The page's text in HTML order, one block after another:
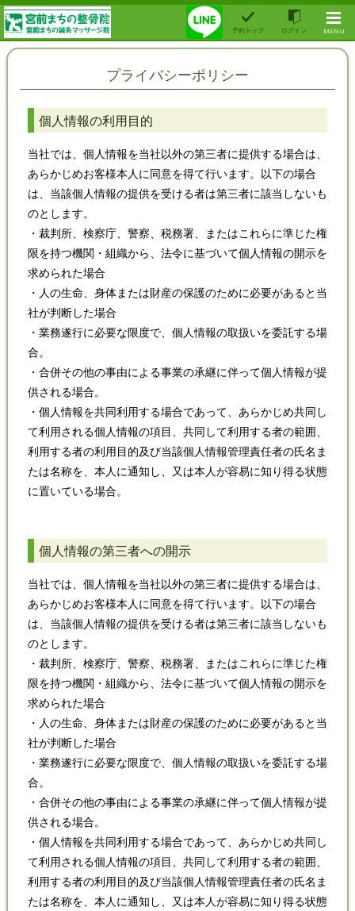
予約トップ ログイン MENU
プライバシーポリシー
個人情報の利用目的
当社では、個人情報を当社以外の第三者に提供する場合は、
あらかじめお客様本人に同意を得て行います。以下の場合
は、当該個人情報の提供を受ける者は第三者に該当しないも
のとします。
・裁判所、検察庁、警察、税務署、またはこれらに準じた権
限を持つ機関・組織から、法令に基づいて個人情報の開示を
求められた場合
・人の生命、身体または財産の保護のために必要があると当
社が判断した場合
・業務遂行に必要な限度で、個人情報の取扱いを委託する場
合。
・合併その他の事由による事業の承継に伴って個人情報が提
供される場合。
・個人情報を共同利用する場合であって、あらかじめ共同し
て利用される個人情報の項目、共同して利用する者の範囲、
利用する者の利用目的及び当該個人情報管理責任者の氏名ま
たは名称を、本人に通知し、又は本人が容易に知り得る状態
に置いている場合。
個人情報の第三者への開示
当社では、個人情報を当社以外の第三者に提供する場合は、
あらかじめお客様本人に同意を得て行います。以下の場合
は、当該個人情報の提供を受ける者は第三者に該当しないも
のとします。
・裁判所、検察庁、警察、税務署、またはこれらに準じた権
限を持つ機関・組織から、法令に基づいて個人情報の開示を
求められた場合
・人の生命、身体または財産の保護のために必要があると当
社が判断した場合
・業務遂行に必要な限度で、個人情報の取扱いを委託する場
合。
・合併その他の事由による事業の承継に伴って個人情報が提
供される場合。
・個人情報を共同利用する場合であって、あらかじめ共同し
て利用される個人情報の項目、共同して利用する者の範囲、
利用する者の利用目的及び当該個人情報管理責任者の氏名ま
たは名称を、本人に通知し、又は本人が容易に知り得る状態